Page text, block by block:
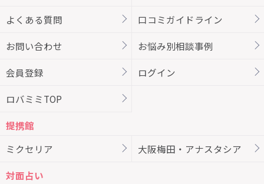
よくある質問 口コミガイドライン
お問い合わせ お悩み別相談事例
会員登録 ログイン
ロバミミTOP
提携館
ミクセリア
大阪梅田・アナスタシア
対面占い